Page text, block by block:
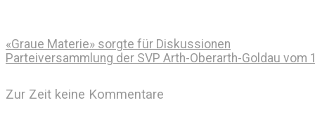
«Graue Materie» sorgte für Diskussionen
Parteiversammlung der SVP Arth-Oberarth-Goldau vom
Zur Zeit keine Kommentare